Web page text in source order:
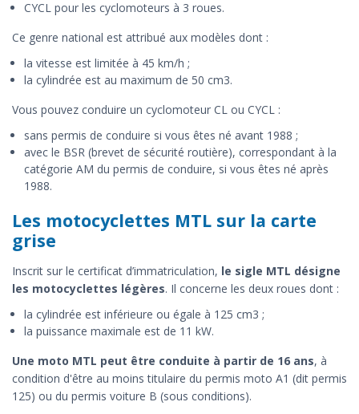
CYCL pour les cyclomoteurs à 3 roues.
Ce genre national est attribué aux modèles dont :
la vitesse est limitée à 45 km/h ;
la cylindrée est au maximum de 50 cm3.
Vous pouvez conduire un cyclomoteur CL ou CYCL :
sans permis de conduire si vous êtes né avant 1988 ;
avec le BSR (brevet de sécurité routière), correspondant à la
catégorie AM du permis de conduire, si vous êtes né après
1988.
Les motocyclettes MTL sur la carte
grise
Inscrit sur le certificat d’immatriculation, le sigle MTL désigne
les motocyclettes légères. Il concerne les deux roues dont :
la cylindrée est inférieure ou égale à 125 cm3 ;
la puissance maximale est de 11 kW.
Une moto MTL peut être conduite à partir de 16 ans, à
condition d'être au moins titulaire du permis moto A1 (dit permis
125) ou du permis voiture B (sous conditions).